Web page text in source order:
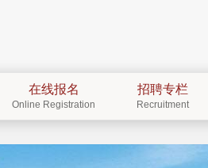
在线报名
Online Registration
招聘专栏
Recruitment